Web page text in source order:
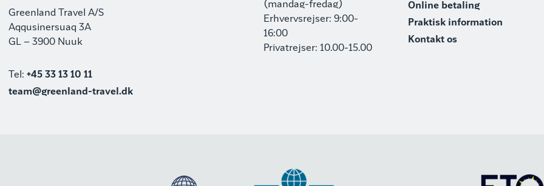
Greenland Travel A/S
Aqqusinersuaq 3A
GL – 3900 Nuuk
Tel: +45 33 13 10 11
team@greenland-travel.dk
(mandag-fredag)
Erhvervsrejser: 9:00-
16:00
Privatrejser: 10.00-15.00
Online betaling
Praktisk information
Kontakt os